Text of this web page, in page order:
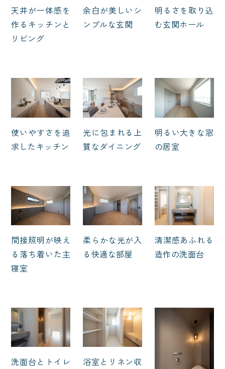
天井が一体感を
作るキッチンと
リビング
余白が美しいシ
ンプルな玄関
明るさを取り込
む玄関ホール
使いやすさを追
求したキッチン
光に包まれる上
質なダイニング
明るい大きな窓
の居室
間接照明が映え
る落ち着いた主
寝室
柔らかな光が入
る快適な部屋
清潔感あふれる
造作の洗面台
洗面台とトイレ
浴室とリネン収